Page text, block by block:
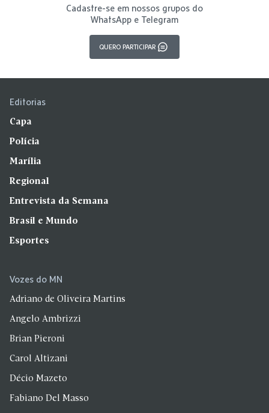
Cadastre-se em nossos grupos do
WhatsApp e Telegram
QUERO PARTICIPAR
Editorias
Capa
Polícia
Marília
Regional
Entrevista da Semana
Brasil e Mundo
Esportes
Vozes do MN
Adriano de Oliveira Martins
Angelo Ambrizzi
Brian Pieroni
Carol Altizani
Décio Mazeto
Fabiano Del Masso